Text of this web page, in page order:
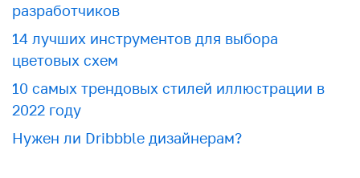
разработчиков
​​14 лучших инструментов для выбора
цветовых схем
10 самых трендовых стилей иллюстрации в
2022 году
Нужен ли Dribbble дизайнерам?